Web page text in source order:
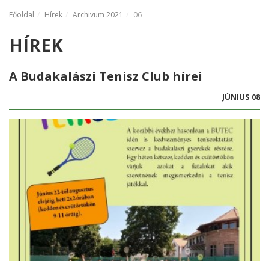
Főoldal Hírek Archivum 2021 06
HÍREK
A Budakalászi Tenisz Club hírei
JÚNIUS 08